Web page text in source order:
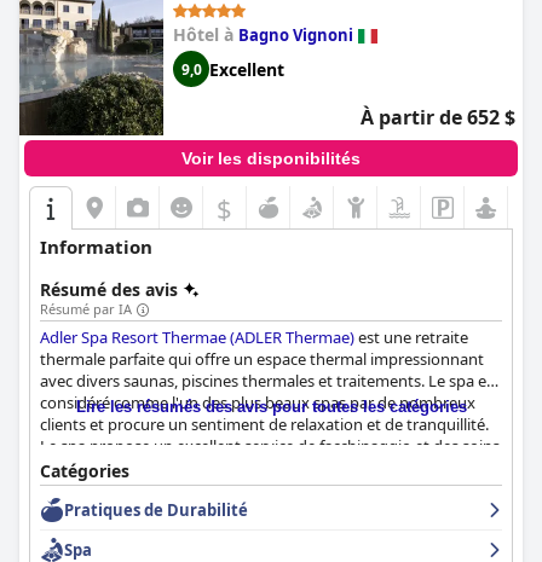
Hôtel à Bagno Vignoni
9,0 Excellent
À partir de 652 $
Voir les disponibilités
$
Information
Résumé des avis
Résumé par IA
Adler Spa Resort Thermae (ADLER Thermae)est une retraite
thermale parfaite qui offre un espace thermal impressionnant
avec divers saunas, piscines thermales et traitements. Le spa est
considéré comme l'un des plus beaux spas par de nombreux
clients et procure un sentiment de relaxation et de tranquillité.
Le spa propose un excellent service de facchinaggio et des soins
de grande qualité, notamment des rituels de sauna et des bains
de vapeur. Les couples peuvent bénéficier d'un accès exclusif
aux saunas et aux bains turcs, ce qui en fait un lieu idéal pour
s'évader de la vie quotidienne.
Lire les résumés des avis pour toutes les catégories
Catégories
Pratiques de Durabilité
Spa